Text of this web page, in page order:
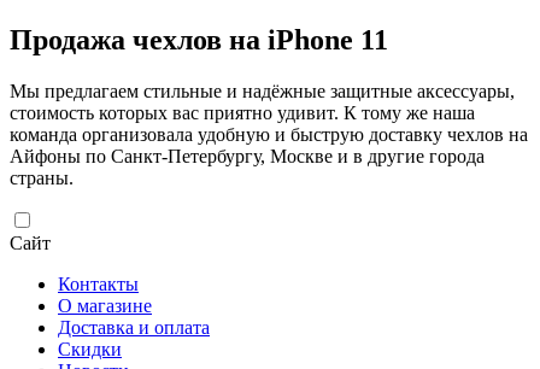
Продажа чехлов на iPhone 11
Мы предлагаем стильные и надёжные защитные аксессуары,
стоимость которых вас приятно удивит. К тому же наша
команда организовала удобную и быструю доставку чехлов на
Айфоны по Санкт-Петербургу, Москве и в другие города
страны.
Сайт
Контакты
О магазине
Доставка и оплата
Скидки